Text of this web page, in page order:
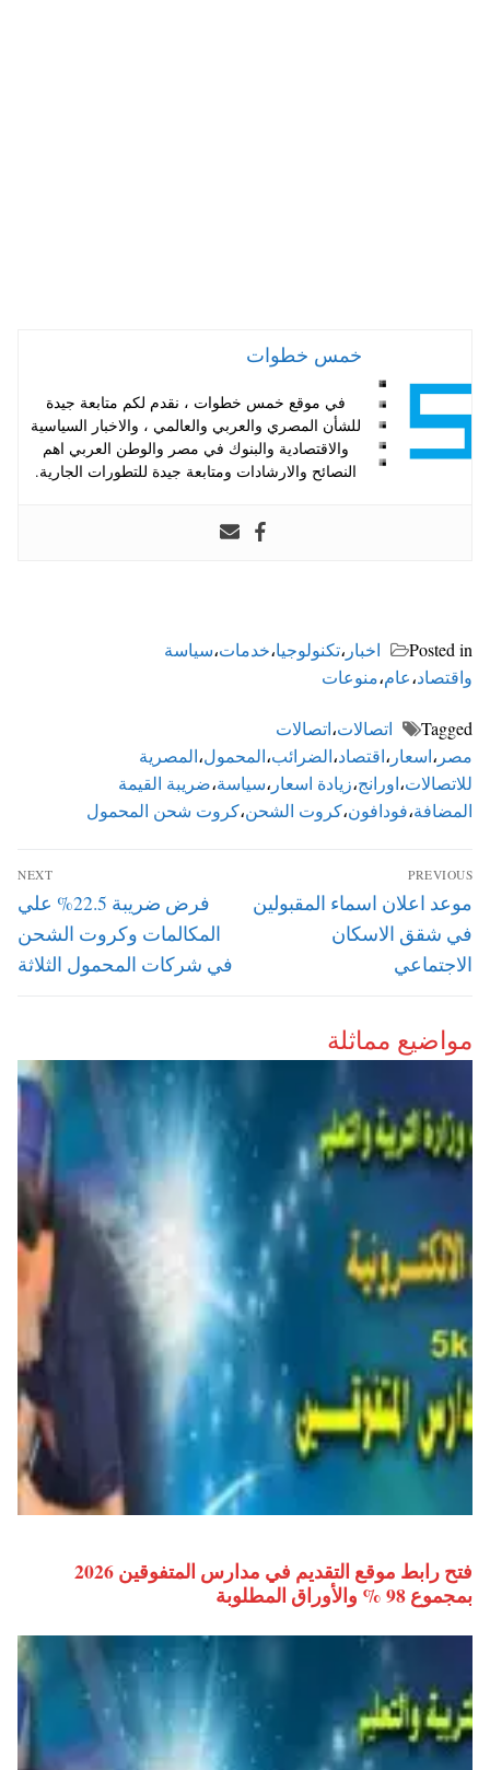
خمس خطوات
في موقع خمس خطوات ، نقدم لكم متابعة جيدة
للشأن المصري والعربي والعالمي ، والاخبار السياسية
والاقتصادية والبنوك في مصر والوطن العربي اهم
النصائح والارشادات ومتابعة جيدة للتطورات الجارية.
Posted in اخبار ،تكنولوجيا،خدمات،سياسة
واقتصاد،عام،منوعات
Tagged اتصالات،اتصالات
مصر ،اسعار ،اقتصاد،الضرائب،المحمول،المصرية
للاتصالات،اورانج،زيادة اسعار ،سياسة،ضريبة القيمة
المضافة،فودافون،كروت الشحن،كروت شحن المحمول
تصفّح
المقالات
PREVIOUS
Previous
post:
موعد اعلان اسماء المقبولين
في شقق الاسكان
الاجتماعي
NEXT
Next
post:
فرض ضريبة 22.5% علي
المكالمات وكروت الشحن
في شركات المحمول الثلاثة
مواضيع مماثلة
فتح رابط موقع التقديم في مدارس المتفوقين 2026
بمجموع 98 % والأوراق المطلوبة